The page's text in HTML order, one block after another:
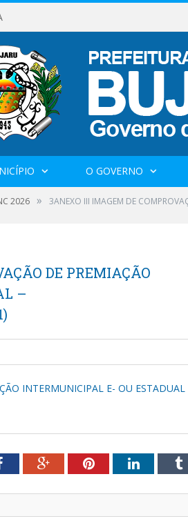
O GOVERNO
2026 » 3ANEXO III IMAGEM DE
DE PREMIAÇÃO
–
INTERMUNICIPAL E- OU ESTADUAL
FacebookGoogle+PinterestLinkedIn